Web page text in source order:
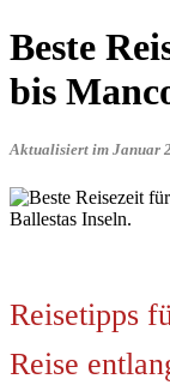
Beste
bis
Aktualisiert im Januar
Reisetipps
Reise